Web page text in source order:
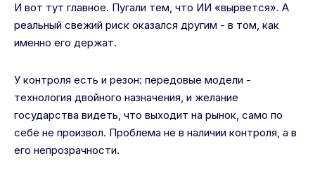
И вот тут главное. Пугали тем, что ИИ «вырвется». А
реальный свежий риск оказался другим - в том, как
именно его держат.
У контроля есть и резон: передовые модели -
технология двойного назначения, и желание
государства видеть, что выходит на рынок, само по
себе не произвол. Проблема не в наличии контроля, а в
его непрозрачности.